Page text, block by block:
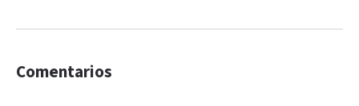
Comentarios